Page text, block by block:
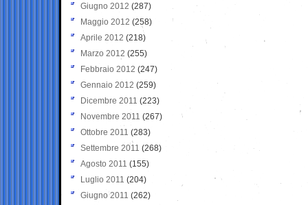
Giugno 2012 (287)
Maggio 2012 (258)
Aprile 2012 (218)
Marzo 2012 (255)
Febbraio 2012 (247)
Gennaio 2012 (259)
Dicembre 2011 (223)
Novembre 2011 (267)
Ottobre 2011 (283)
Settembre 2011 (268)
Agosto 2011 (155)
Luglio 2011 (204)
Giugno 2011 (262)